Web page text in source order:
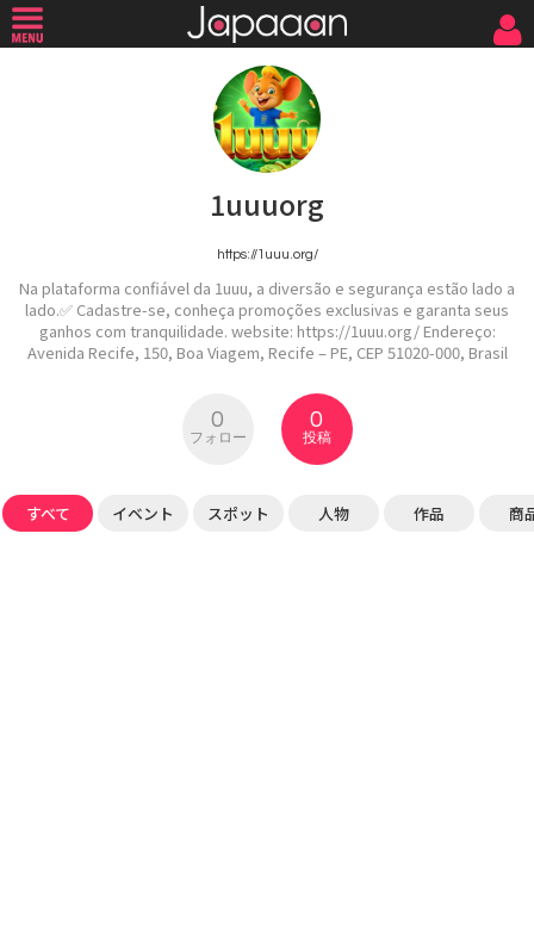
1uuuorg
https://1uuu.org/
Na plataforma confiável da 1uuu, a diversão e segurança estão lado a
lado.✅ Cadastre-se, conheça promoções exclusivas e garanta seus
ganhos com tranquilidade. website: https://1uuu.org/ Endereço:
Avenida Recife, 150, Boa Viagem, Recife – PE, CEP 51020-000, Brasil
0
フォロー
0
投稿
すべて イベント スポット 人物 作品 商